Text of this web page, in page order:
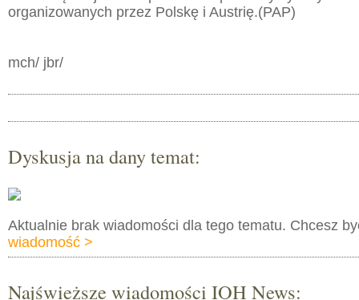
organizowanych przez Polskę i Austrię.(PAP)
mch/ jbr/
Dyskusja na dany temat:
Aktualnie brak wiadomości dla tego tematu. Chcesz
wiadomość >
Najświeższe wiadomości IOH News: